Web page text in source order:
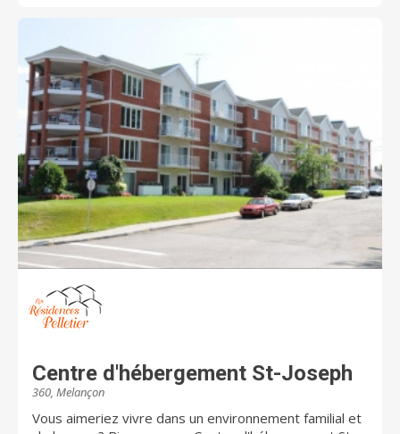
résidants. La résidence est certifiée par le Centre
intégré universitaire de santé et de services sociaux
du Centre-Sud-de-l’Île-de-Montréal. Elle est gérée par
l’Office municipal d’habitation de Montréal et offre des
loyers abordables.
Centre d'hébergement St-Joseph
360, Melançon
Vous aimeriez vivre dans un environnement familial et